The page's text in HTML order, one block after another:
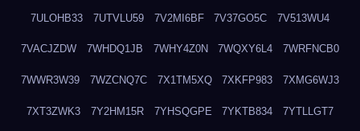
7ULOHB33 7UTVLU59 7V2MI6BF 7V37GO5C 7V513WU4
7VACJZDW 7WHDQ1JB 7WHY4Z0N 7WQXY6L4 7WRFNCB0
7WWR3W39 7WZCNQ7C 7X1TM5XQ 7XKFP983 7XMG6WJ3
7XT3ZWK3 7Y2HM15R 7YHSQGPE 7YKTB834 7YTLLGT7